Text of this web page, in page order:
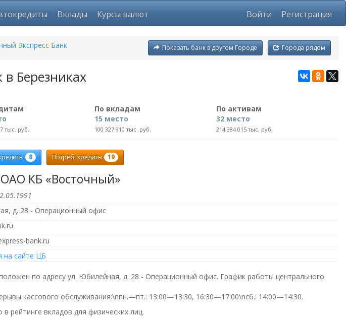
Вклады Курсы валют Войти Регистрация
Города рядом
Показать банк в другом Городе
Экспресс Банк
Березниках
По вкладам
По активам
тыс. руб.
15 место
100 327 910 тыс. руб.
32 место
214 384 015 тыс. руб.
8 Потреб. кредиты 19
КБ «Восточный»
д. 28 - Операционный офис
bank.ru
на сайте ЦБ
по адресу ул. Юбилейная, д. 28 - Операционный офис. График работы центрального
кассового обслуживания:\nпн.—пт.: 13:00—13:30, 16:30—17:00\nсб.: 14:00—14:30.
рейтинге вкладов для физических лиц.